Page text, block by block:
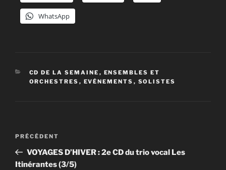
WhatsApp
CATÉGORIES
CD DE LA SEMAINE , ENSEMBLES ET
ORCHESTRES , EVÉNEMENTS , SOLISTES
Navigation
l’article
Article
précédent
PRÉCÉDENT
VOYAGES D’HIVER : 2e CD du trio vocal Les
Itinérantes (3/5)